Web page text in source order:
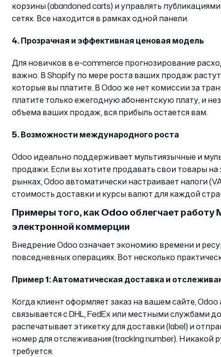
корзины (abandoned carts) и управлять
сетях. Все находится в рамках одной панели.
4. Прозрачная и эффективная ценовая модель
Для новичков в e-commerce прогнозирование
важно. В Shopify по мере роста ваших продаж
которые вы платите. В Odoo же нет комиссии за
платите только ежегодную абонентскую плату, и
объема ваших продаж, вся прибыль остается вам.
5. Возможности международного роста
Odoo идеально поддерживает мультиязычные и
продажи. Если вы хотите продавать свои товары
рынках, Odoo автоматически настраивает налоги
стоимость доставки и курсы валют для каждой
Примеры того, как Odoo облегчает работу
электронной коммерции
Внедрение Odoo означает экономию времени и
повседневных операциях. Вот несколько
Пример 1: Автоматическая доставка и
Когда клиент оформляет заказ на вашем сайте,
связывается с DHL, FedEx или местными службами
распечатывает этикетку для доставки (label) и
номер для отслеживания (tracking number). Никакой
требуется.